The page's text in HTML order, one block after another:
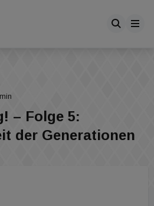
– Folge 5:
der Generationen